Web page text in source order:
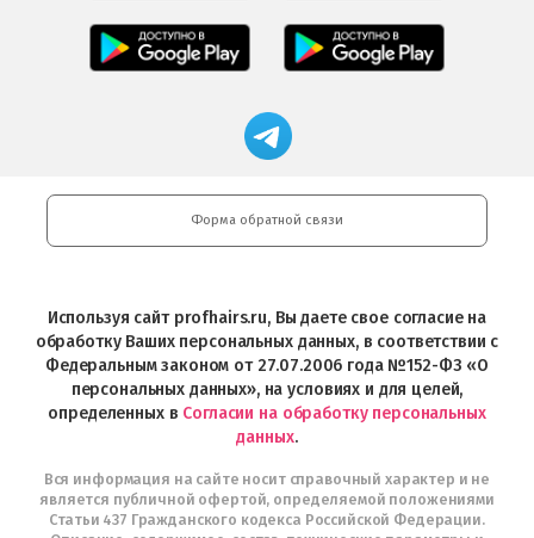
Professional
загрузить
Мобильное
приложение
Professional
загрузить
Play
загрузить
в
Мобильное
приложение
Магазин
профессиональной
Professional
и
Интернет-
Telegram
Форма обратной связи
Используя сайт profhairs.ru, Вы даете свое согласие на
обработку Ваших персональных данных, в соответствии с
Федеральным законом от 27.07.2006 года №152-ФЗ «О
персональных данных», на условиях и для целей,
определенных в Согласии на обработку персональных
данных.
Вся информация на сайте носит справочный характер и не
является публичной офертой, определяемой положениями
Статьи 437 Гражданского кодекса Российской Федерации.